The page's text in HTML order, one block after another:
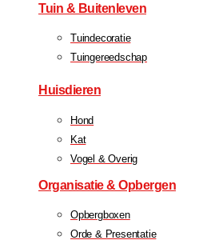
Tuin & Buitenleven
Tuindecoratie
Tuingereedschap
Huisdieren
Hond
Kat
Vogel & Overig
Organisatie & Opbergen
Opbergboxen
Orde & Presentatie